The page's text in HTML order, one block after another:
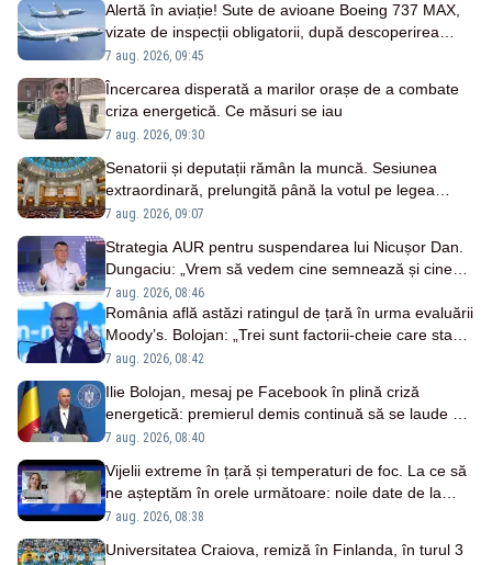
Alertă în aviație! Sute de avioane Boeing 737 MAX,
vizate de inspecții obligatorii, după descoperirea
unor fisuri în fuselaj
7 aug. 2026, 09:45
Încercarea disperată a marilor orașe de a combate
criza energetică. Ce măsuri se iau
7 aug. 2026, 09:30
Senatorii și deputații rămân la muncă. Sesiunea
extraordinară, prelungită până la votul pe legea
salarizării
7 aug. 2026, 09:07
Strategia AUR pentru suspendarea lui Nicușor Dan.
Dungaciu: „Vrem să vedem cine semnează și cine
nu”
7 aug. 2026, 08:46
România află astăzi ratingul de țară în urma evaluării
Moody’s. Bolojan: „Trei sunt factorii-cheie care stau
la baza acestor evaluări”
7 aug. 2026, 08:42
Ilie Bolojan, mesaj pe Facebook în plină criză
energetică: premierul demis continuă să se laude cu
măsurile luate
7 aug. 2026, 08:40
Vijelii extreme în țară și temperaturi de foc. La ce să
ne așteptăm în orele următoare: noile date de la
ANM
7 aug. 2026, 08:38
Universitatea Craiova, remiză în Finlanda, în turul 3